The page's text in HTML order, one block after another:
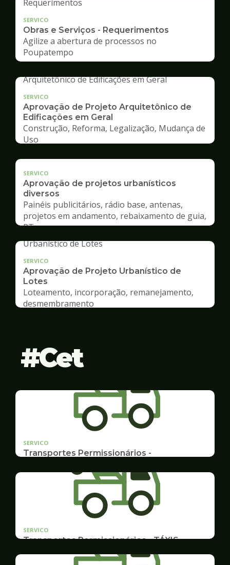
SERVICO
Obras e Serviços - Requerimentos
Agilize a abertura de processos no
Poupatempo
SERVICO
Aprovação de Projeto Arquitetônico de
Edificações em Geral
Construção, Reforma, Legalização, Mudança de
Uso
SERVICO
Aprovação de projetos urbanísticos
diversos
Painéis publicitários, rádio base, antenas,
projetos em andamento, rebaixamento de guia,
RT
SERVICO
Aprovação de Projeto Urbanístico de
Lotes
Loteamento, incorporação, remanejamento,
desmembramento
Cet
SERVICO
Transportes Permissionários -
Documentação, Requerimento
SERVICO
Transportes Permissionários - TÁXIS